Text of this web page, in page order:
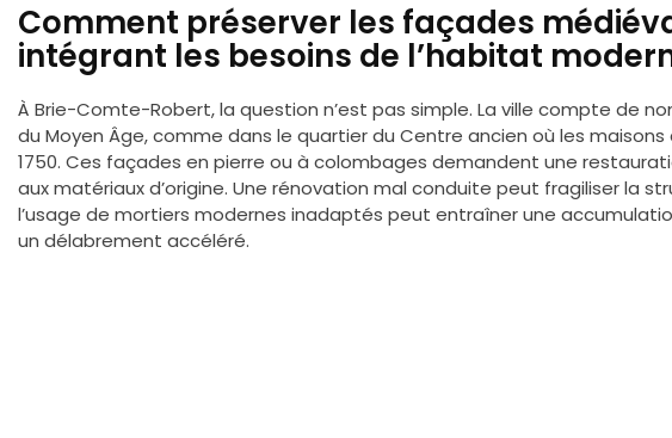
Comment préserver les façades
intégrant les besoins de l’habitat
À Brie-Comte-Robert, la question n’est pas simple. La ville compte de
du Moyen Âge, comme dans le quartier du Centre ancien où les
1750. Ces façades en pierre ou à colombages demandent une
aux matériaux d’origine. Une rénovation mal conduite peut fragiliser la
l’usage de mortiers modernes inadaptés peut entraîner une
un délabrement accéléré.